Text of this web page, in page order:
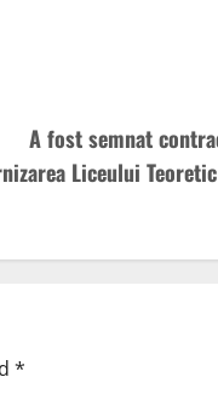
A fost semnat
Liceului
*